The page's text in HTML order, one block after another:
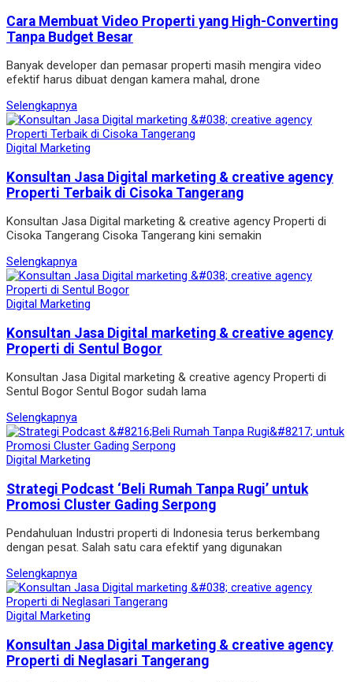
Cara Membuat Video Properti yang High-Converting
Tanpa Budget Besar
Banyak developer dan pemasar properti masih mengira video
efektif harus dibuat dengan kamera mahal, drone
Selengkapnya
Digital Marketing
Konsultan Jasa Digital marketing & creative agency
Properti Terbaik di Cisoka Tangerang
Konsultan Jasa Digital marketing & creative agency Properti di
Cisoka Tangerang Cisoka Tangerang kini semakin
Selengkapnya
Digital Marketing
Konsultan Jasa Digital marketing & creative agency
Properti di Sentul Bogor
Konsultan Jasa Digital marketing & creative agency Properti di
Sentul Bogor Sentul Bogor sudah lama
Selengkapnya
Digital Marketing
Strategi Podcast ‘Beli Rumah Tanpa Rugi’ untuk
Promosi Cluster Gading Serpong
Pendahuluan Industri properti di Indonesia terus berkembang
dengan pesat. Salah satu cara efektif yang digunakan
Selengkapnya
Digital Marketing
Konsultan Jasa Digital marketing & creative agency
Properti di Neglasari Tangerang